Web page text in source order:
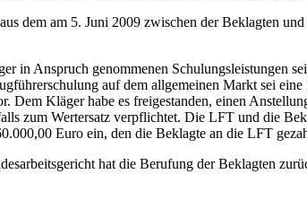
dem am 5. Juni 2009 zwischen der Beklagten
Anspruch genommenen Schulungsleistungen
auf dem allgemeinen Markt sei
Kläger habe es freigestanden, einen
zum Wertersatz verpflichtet. Die LFT und die
Euro ein, den die Beklagte an die LFT
hat die Berufung der Beklagten